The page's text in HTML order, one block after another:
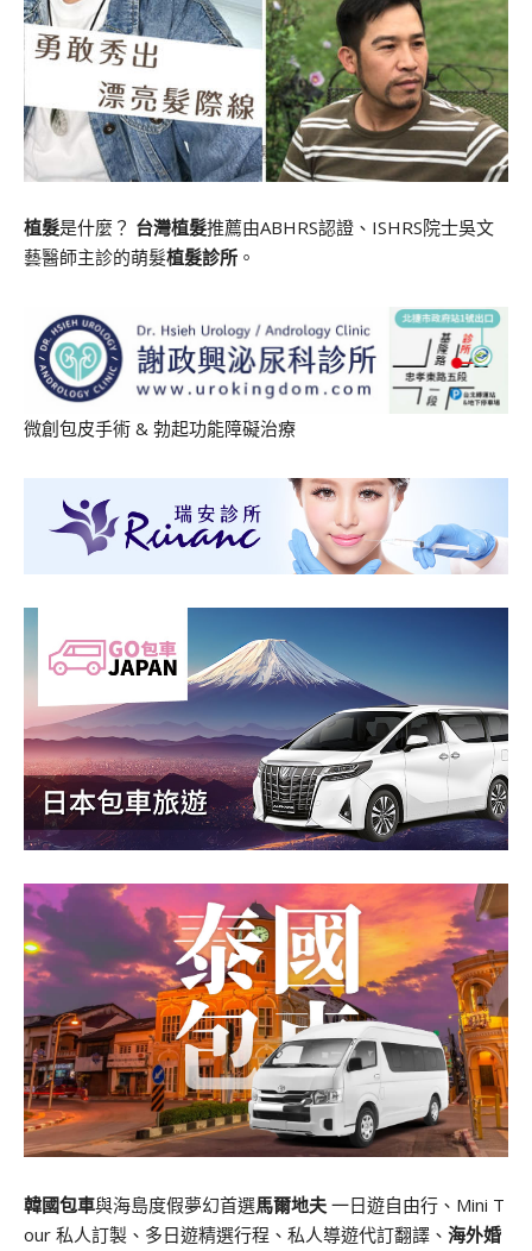
植髮是什麼？ 台灣植髮推薦由ABHRS認證、ISHRS院士吳文
藝醫師主診的萌髮植髮診所 。
微創包皮手術 & 勃起功能障礙治療
韓國包車與海島度假夢幻首選馬爾地夫 一日遊自由行、Mini T
our 私人訂製、多日遊精選行程、私人導遊代訂翻譯、 海外婚